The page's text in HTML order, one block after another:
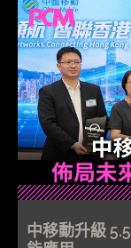
中移動升級